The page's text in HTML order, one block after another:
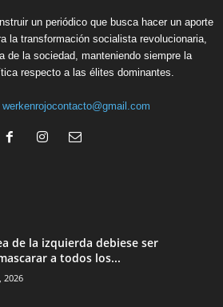
un periódico que busca hacer un aporte
la transformación socialista revolucionaria,
de la sociedad, manteniendo siempre la
respecto a las élites dominantes.
werkenrojocontacto@gmail.com
de la izquierda debiese ser
a todos los...
2026